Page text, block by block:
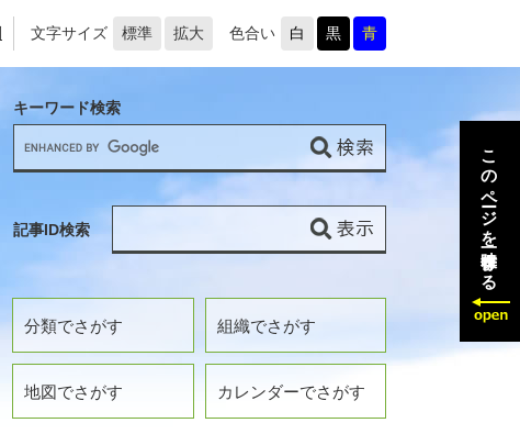
文字サイズ 標準 拡大 色合い 白 黒 青
分類でさがす 組織でさがす
地図でさがす カレンダーでさがす
キーワード検索
記事ID検索 このページを一時保存する